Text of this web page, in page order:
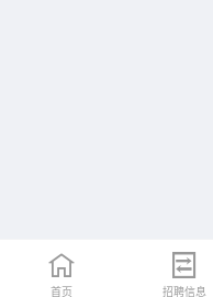
首页 招聘信息